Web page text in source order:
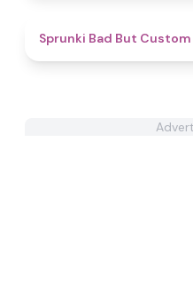
Sprunki Bad But Custom